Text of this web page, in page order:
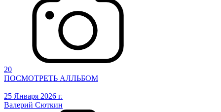
20
ПОСМОТРЕТЬ АЛЛЬБОМ
25 Января 2026 г.
Валерий Сюткин